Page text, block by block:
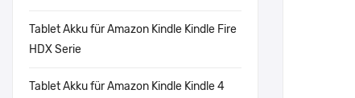
Tablet Akku für Amazon Kindle Kindle Fire
HDX Serie
Tablet Akku für Amazon Kindle Kindle 4